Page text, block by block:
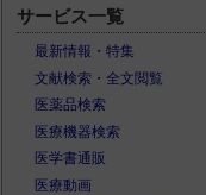
サービス一覧
最新情報・特集
文献検索・全文閲覧
医薬品検索
医療機器検索
医学書通販
医療動画